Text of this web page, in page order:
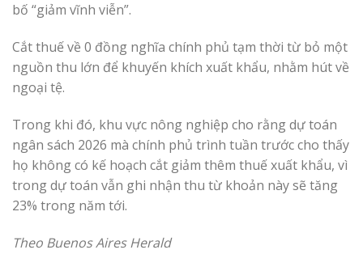
bố “giảm vĩnh viễn”.
Cắt thuế về 0 đồng nghĩa chính phủ tạm thời từ bỏ một
nguồn thu lớn để khuyến khích xuất khẩu, nhằm hút về
ngoại tệ.
Trong khi đó, khu vực nông nghiệp cho rằng dự toán
ngân sách 2026 mà chính phủ trình tuần trước cho thấy
họ không có kế hoạch cắt giảm thêm thuế xuất khẩu, vì
trong dự toán vẫn ghi nhận thu từ khoản này sẽ tăng
23% trong năm tới.
Theo Buenos Aires Herald